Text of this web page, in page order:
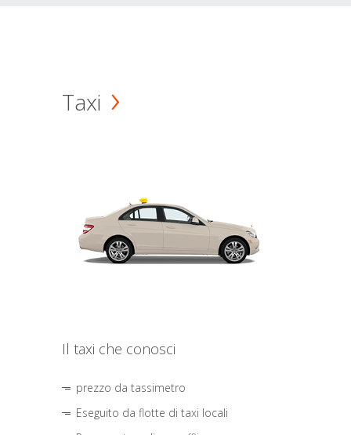
Taxi
Il taxi che conosci
prezzo da tassimetro
Eseguito da flotte di taxi locali